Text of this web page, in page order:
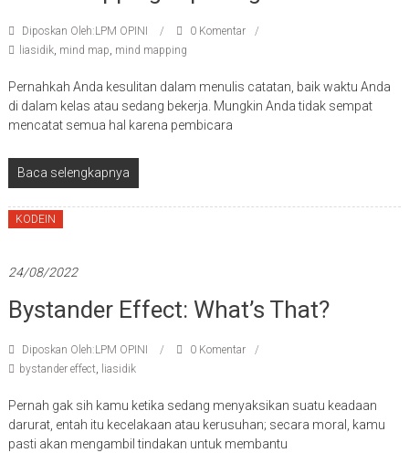
Diposkan Oleh:LPM OPINI
0 Komentar
liasidik, mind map, mind mapping
Pernahkah Anda kesulitan dalam menulis catatan, baik waktu Anda
di dalam kelas atau sedang bekerja. Mungkin Anda tidak sempat
mencatat semua hal karena pembicara
Baca selengkapnya
KODEIN
24/08/2022
Bystander Effect: What’s That?
Diposkan Oleh:LPM OPINI
0 Komentar
bystander effect, liasidik
Pernah gak sih kamu ketika sedang menyaksikan suatu keadaan
darurat, entah itu kecelakaan atau kerusuhan; secara moral, kamu
pasti akan mengambil tindakan untuk membantu